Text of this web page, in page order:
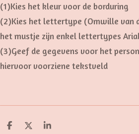
(1)Kies het kleur voor de borduring
(2)Kies het lettertype (Omwille van
het mustje zijn enkel lettertypes
(3)Geef de gegevens voor het
hiervoor voorziene tekstveld
D
D
S